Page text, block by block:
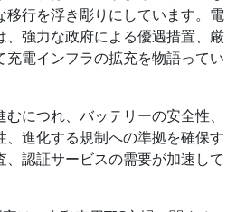
移行を浮き彫りにしています。電
、強力な政府による優遇措置、厳
充電インフラの拡充を物語ってい
につれ、バッテリーの安全性、
、進化する規制への準拠を確保す
、認証サービスの需要が加速して